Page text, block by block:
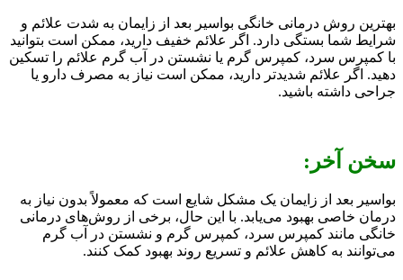
بهترین روش درمانی خانگی بواسیر بعد از زایمان به شدت علائم و
شرایط شما بستگی دارد. اگر علائم خفیف دارید، ممکن است بتوانید
با کمپرس سرد، کمپرس گرم یا نشستن در آب گرم علائم را تسکین
دهید. اگر علائم شدیدتر دارید، ممکن است نیاز به مصرف دارو یا
جراحی داشته باشید.
سخن آخر:
بواسیر بعد از زایمان یک مشکل شایع است که معمولاً بدون نیاز به
درمان خاصی بهبود می‌یابد. با این حال، برخی از روش‌های درمانی
خانگی مانند کمپرس سرد، کمپرس گرم و نشستن در آب گرم
می‌توانند به کاهش علائم و تسریع روند بهبود کمک کنند.